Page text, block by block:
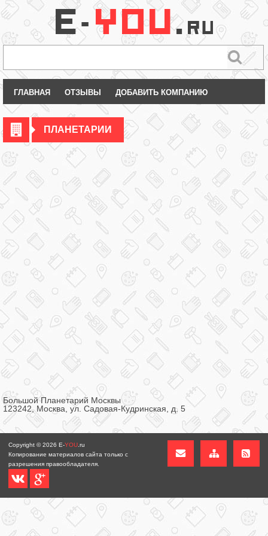
ГЛАВНАЯ ОТЗЫВЫ ДОБАВИТЬ КОМПАНИЮ
ПЛАНЕТАРИИ
Большой Планетарий Москвы
123242, Москва, ул. Садовая-Кудринская, д. 5
Copyright © 2026 E-YOU .ru
Копирование материалов сайта только с
разрешения правообладателя.